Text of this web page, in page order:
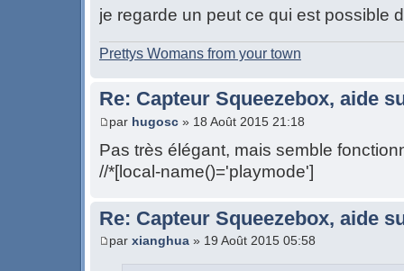
je regarde un peut ce qui est possible
Prettys Womans from your town
Re: Capteur Squeezebox, aide
par hugosc » 18 Août 2015 21:18
Pas très élégant, mais semble
//*[local-name()='playmode']
Re: Capteur Squeezebox, aide
par xianghua » 19 Août 2015 05:58